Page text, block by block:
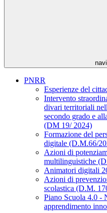
PNRR
Esperienze del
Intervento
divari territoriali
secondo grado e
(DM 19/ 2024)
Formazione del
digitale (D.M.66/
Azioni di
multilinguistiche
Animatori digitali
Azioni di
scolastica (D.M.
Piano Scuola 4.0 -
apprendimento